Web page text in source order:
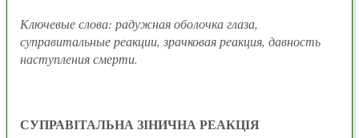
Ключевые слова: радужная оболочка глаза,
суправитальные реакции, зрачковая реакция, давность
наступления смерти.
СУПРАВІТАЛЬНА ЗІНИЧНА РЕАКЦІЯ